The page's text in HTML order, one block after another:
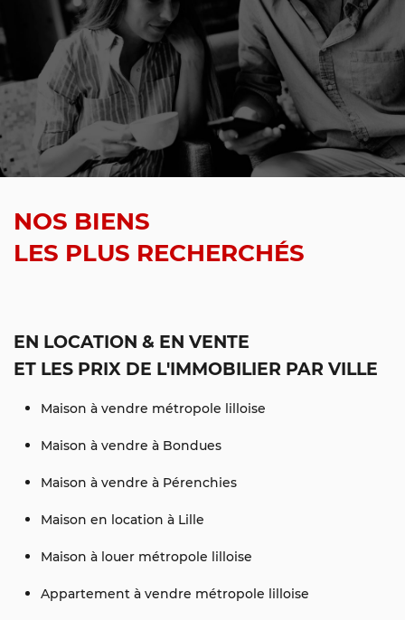
NOS BIENS
LES PLUS RECHERCHÉS
EN LOCATION & EN VENTE
ET LES PRIX DE L'IMMOBILIER PAR VILLE
Maison à vendre métropole lilloise
Maison à vendre à Bondues
Maison à vendre à Pérenchies
Maison en location à Lille
Maison à louer métropole lilloise
Appartement à vendre métropole lilloise